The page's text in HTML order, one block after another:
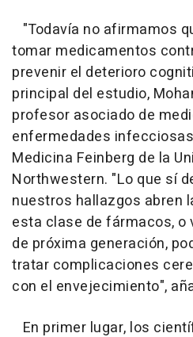
"Todavía no afirmamos
tomar medicamentos
prevenir el deterioro
principal del estudio,
profesor asociado de
enfermedades
Medicina Feinberg de la
Northwestern. "Lo que sí
nuestros hallazgos abren
esta clase de fármacos,
de próxima generación,
tratar complicaciones
con el envejecimiento",
En primer lugar, los